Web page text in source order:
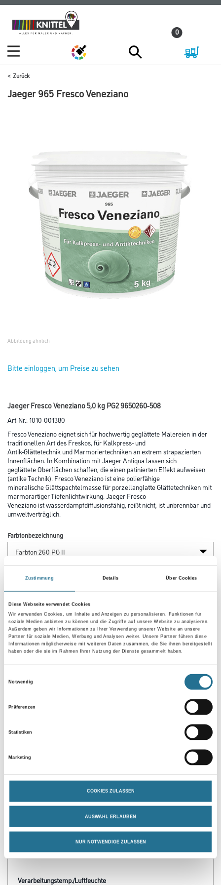
Zustimmung Details Über Cookies
Diese Webseite verwendet Cookies
Wir verwenden Cookies, um Inhalte und Anzeigen zu personalisieren, Funktionen für
soziale Medien anbieten zu können und die Zugriffe auf unsere Website zu analysieren.
Außerdem geben wir Informationen zu Ihrer Verwendung unserer Website an unsere
Partner für soziale Medien, Werbung und Analysen weiter. Unsere Partner führen diese
Informationen möglicherweise mit weiteren Daten zusammen, die Sie ihnen bereitgestellt
haben oder die sie im Rahmen Ihrer Nutzung der Dienste gesammelt haben.
Notwendig
Präferenzen
Statistiken
Marketing
COOKIES ZULASSEN
AUSWAHL ERLAUBEN
NUR NOTWENDIGE ZULASSEN
Zum
Inhalt
Zum
Navigationsmenü
0
Zurück
Jaeger 965 Fresco Veneziano
Abbildung ähnlich
Bitte einloggen, um Preise zu sehen
Jaeger Fresco Veneziano 5,0 kg PG2 9650260-508
Art-Nr.:1010-001380
Fresco Veneziano eignet sich für hochwertig geglättete Malereien in der
traditionellen Art des Freskos, für Kalkpress- und
Antik-Glättetechnik und Marmoriertechniken an extrem strapazierten
Innenflächen. In Kombination mit Jaeger Antiqua lassen sich
geglättete Oberflächen schaffen, die einen patinierten Effekt aufweisen
(antike Technik). Fresco Veneziano ist eine polierfähige
mineralische Glättspachtelmasse für porzellanglatte Glättetechniken mit
marmorartiger Tiefenlichtwirkung. Jaeger Fresco
Veneziano ist wasserdampfdiffusionsfähig, reißt nicht, ist unbrennbar und
umweltverträglich.
Farbtonbezeichnung
Gebinde
- Polierfähiger Glättespachtel
- Hoch wasserdampfdiffusionsfähig
- Mit hochwertigem Marmormehl
Verarbeitungstemp./Luftfeuchte